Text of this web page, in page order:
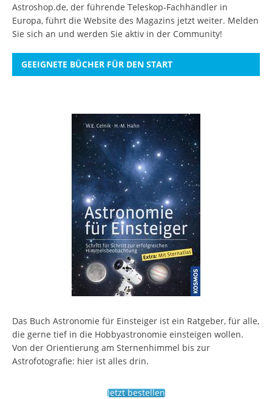
Astroshop.de, der führende Teleskop-Fachhändler in
Europa, führt die Website des Magazins jetzt weiter. Melden
Sie sich an und werden Sie aktiv in der Community!
GEEIGNETE BÜCHER FÜR DEN START
Das Buch Astronomie für Einsteiger ist ein Ratgeber, für alle,
die gerne tief in die Hobbyastronomie einsteigen wollen.
Von der Orientierung am Sternenhimmel bis zur
Astrofotografie: hier ist alles drin.
Jetzt bestellen